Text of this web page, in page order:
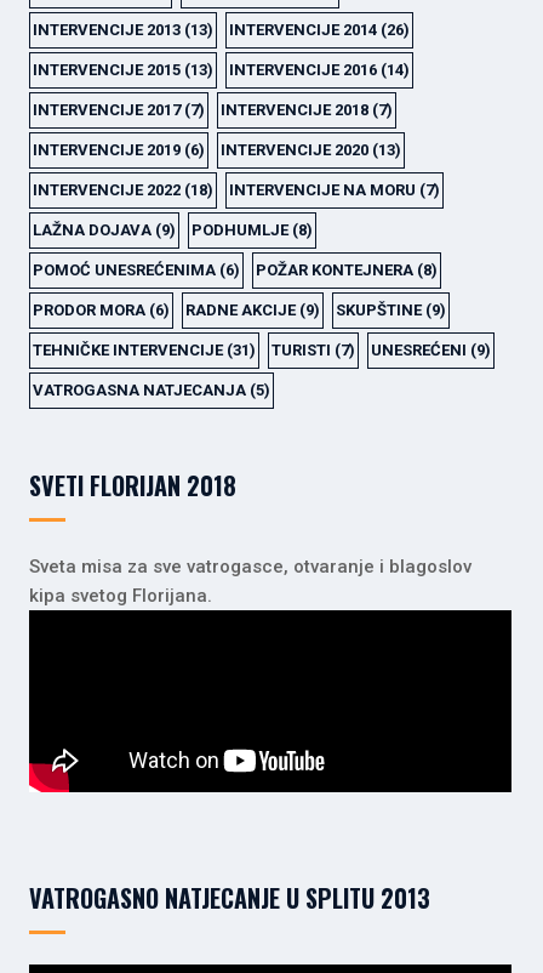
INTERVENCIJE 2013 (13) INTERVENCIJE 2014 (26)
INTERVENCIJE 2015 (13) INTERVENCIJE 2016 (14)
INTERVENCIJE 2017(7) INTERVENCIJE 2018 (7)
INTERVENCIJE 2019 (6) INTERVENCIJE 2020 (13)
INTERVENCIJE 2022 (18) INTERVENCIJE NA MORU (7)
LAŽNA DOJAVA (9) PODHUMLJE(8)
POMOĆ UNESREĆENIMA (6) POŽAR KONTEJNERA (8)
PRODOR MORA (6) RADNE AKCIJE(9) SKUPŠTINE(9)
TEHNIČKE INTERVENCIJE(31) TURISTI (7) UNESREĆENI (9)
VATROGASNA NATJECANJA (5)
SVETI FLORIJAN 2018
Sveta misa za sve vatrogasce, otvaranje i blagoslov
kipa svetog Florijana.
VATROGASNO NATJECANJE U SPLITU 2013